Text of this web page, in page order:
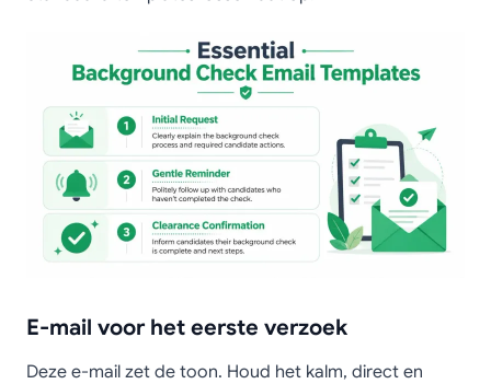
E-mail voor het eerste verzoek
Deze e-mail zet de toon. Houd het kalm, direct en